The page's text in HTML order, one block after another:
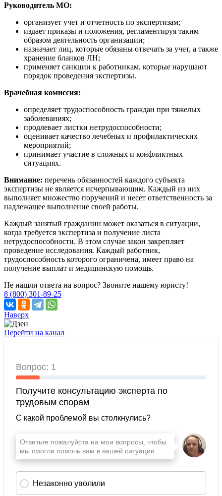
Руководитель МО:
организует учет и отчетность по экспертизам;
издает приказы и положения, регламентируя таким
образом деятельность организации;
назначает лиц, которые обязаны отвечать за учет, а также
хранение бланков ЛН;
применяет санкции к работникам, которые нарушают
порядок проведения экспертизы.
Врачебная комиссия:
определяет трудоспособность граждан при тяжелых
заболеваниях;
продлевает листки нетрудоспособности;
оценивает качество лечебных и профилактических
мероприятий;
принимает участие в сложных и конфликтных
ситуациях.
Внимание: перечень обязанностей каждого субъекта
экспертизы не является исчерпывающим. Каждый из них
выполняет множество поручений и несет ответственность за
надлежащее выполнение своей работы.
Каждый занятый гражданин может оказаться в ситуации,
когда требуется экспертиза и получение листа
нетрудоспособности. В этом случае закон закрепляет
проведение исследования. Каждый работник,
трудоспособность которого ограничена, имеет право на
получение выплат и медицинскую помощь.
Не нашли ответа на вопрос? Звоните нашему юристу!
8 (800) 301-89-25
Наверх
Перейти на канал